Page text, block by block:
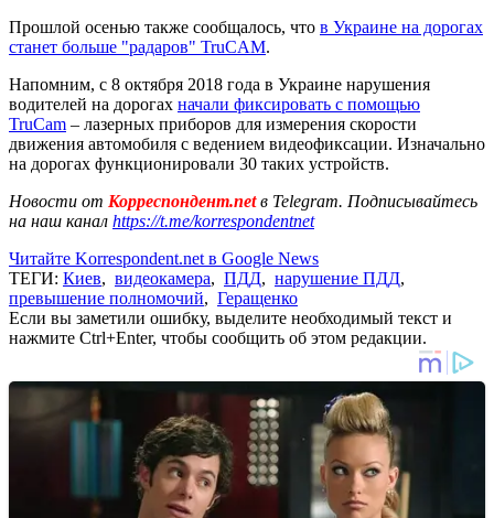
Прошлой осенью также сообщалось, что в Украине на дорогах
станет больше "радаров" TruCAM.
Напомним, с 8 октября 2018 года в Украине нарушения
водителей на дорогах начали фиксировать с помощью
TruCam – лазерных приборов для измерения скорости
движения автомобиля с ведением видеофиксации. Изначально
на дорогах функционировали 30 таких устройств.
Новости от Корреспондент.netв Telegram. Подписывайтесь
на наш канал https://t.me/korrespondentnet
Читайте Korrespondent.net в Google News
ТЕГИ: Киев, видеокамера, ПДД, нарушение ПДД,
превышение полномочий, Геращенко
Если вы заметили ошибку, выделите необходимый текст и
нажмите Ctrl+Enter, чтобы сообщить об этом редакции.